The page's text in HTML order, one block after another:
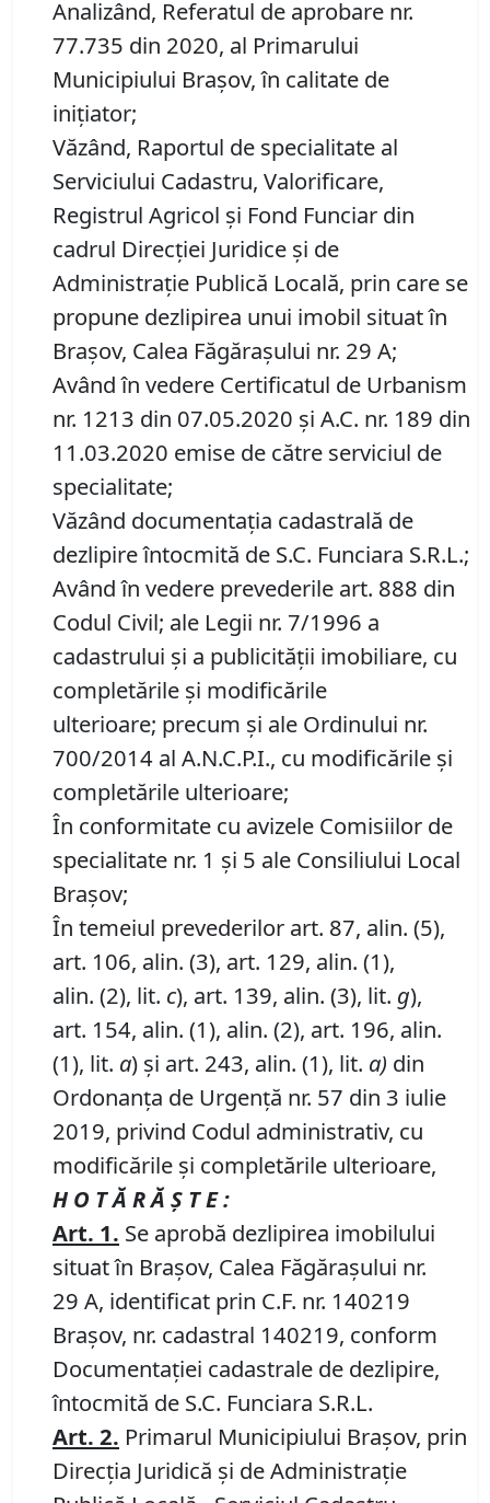
Analizând, Referatul de aprobare nr.
77.735 din 2020, al Primarului
Municipiului Brașov, în calitate de
inițiator;
Văzând, Raportul de specialitate al
Serviciului Cadastru, Valorificare,
Registrul Agricol şi Fond Funciar din
cadrul Direcţiei Juridice şi de
Administraţie Publică Locală, prin care se
propune dezlipirea unui imobil situat în
Brașov, Calea Făgărașului nr. 29 A;
Având în vedere Certificatul de Urbanism
nr. 1213 din 07.05.2020 și A.C. nr. 189 din
11.03.2020 emise de către serviciul de
specialitate;
Văzând documentația cadastrală de
dezlipire întocmită de S.C. Funciara S.R.L.;
Având în vedere prevederile art. 888 din
Codul Civil; ale Legii nr. 7/1996 a
cadastrului și a publicității imobiliare, cu
completările și modificările
ulterioare; precum și ale Ordinului nr.
700/2014 al A.N.C.P.I., cu modificările și
completările ulterioare;
În conformitate cu avizele Comisiilor de
specialitate nr. 1 și 5 ale Consiliului Local
Brașov;
În temeiul prevederilor art. 87, alin. (5),
art. 106, alin. (3), art. 129, alin. (1),
alin. (2), lit. c), art. 139, alin. (3), lit. g),
art. 154, alin. (1), alin. (2), art. 196, alin.
(1), lit. a) și art. 243, alin. (1), lit. a) din
Ordonanța de Urgență nr. 57 din 3 iulie
2019, privind Codul administrativ, cu
modificările și completările ulterioare,
H O T Ă R Ă Ş T E :
Art. 1. Se aprobă dezlipirea imobilului
situat în Brașov, Calea Făgărașului nr.
29 A, identificat prin C.F. nr. 140219
Brașov, nr. cadastral 140219, conform
Documentației cadastrale de dezlipire,
întocmită de S.C. Funciara S.R.L.
Art. 2. Primarul Municipiului Brașov, prin
Direcția Juridică și de Administrație